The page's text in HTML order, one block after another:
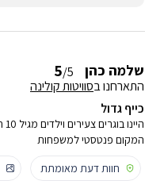
שלמה כהן 5/5
התארחנו בסוויטות קולינה
כייף גדול
המקום פנטסטי למשפחות
חוות דעת מאומתת